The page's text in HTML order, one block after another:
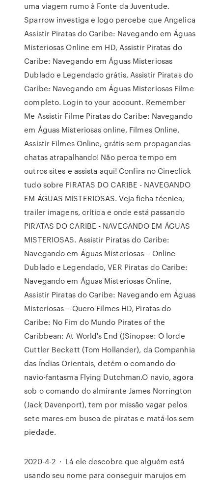
uma viagem rumo à Fonte da Juventude.
Sparrow investiga e logo percebe que Angelica
Assistir Piratas do Caribe: Navegando em Águas
Misteriosas Online em HD, Assistir Piratas do
Caribe: Navegando em Águas Misteriosas
Dublado e Legendado grátis, Assistir Piratas do
Caribe: Navegando em Águas Misteriosas Filme
completo. Login to your account. Remember
Me Assistir Filme Piratas do Caribe: Navegando
em Águas Misteriosas online, Filmes Online,
Assistir Filmes Online, grátis sem propagandas
chatas atrapalhando! Não perca tempo em
outros sites e assista aqui! Confira no Cineclick
tudo sobre PIRATAS DO CARIBE - NAVEGANDO
EM ÁGUAS MISTERIOSAS. Veja ficha técnica,
trailer imagens, crítica e onde está passando
PIRATAS DO CARIBE - NAVEGANDO EM ÁGUAS
MISTERIOSAS. Assistir Piratas do Caribe:
Navegando em Águas Misteriosas – Online
Dublado e Legendado, VER Piratas do Caribe:
Navegando em Águas Misteriosas Online,
Assistir Piratas do Caribe: Navegando em Águas
Misteriosas – Quero Filmes HD, Piratas do
Caribe: No Fim do Mundo Pirates of the
Caribbean: At World's End ()Sinopse: O lorde
Cuttler Beckett (Tom Hollander), da Companhia
das Índias Orientais, detém o comando do
navio-fantasma Flying Dutchman.O navio, agora
sob o comando do almirante James Norrington
(Jack Davenport), tem por missão vagar pelos
sete mares em busca de piratas e matá-los sem
piedade.
2020-4-2 · Lá ele descobre que alguém está
usando seu nome para conseguir marujos em